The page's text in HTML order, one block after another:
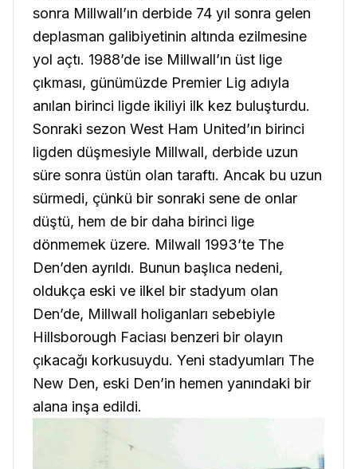
sonra Millwall’ın derbide 74 yıl sonra gelen
deplasman galibiyetinin altında ezilmesine
yol açtı. 1988’de ise Millwall’ın üst lige
çıkması, günümüzde Premier Lig adıyla
anılan birinci ligde ikiliyi ilk kez buluşturdu.
Sonraki sezon West Ham United’ın birinci
ligden düşmesiyle Millwall, derbide uzun
süre sonra üstün olan taraftı. Ancak bu uzun
sürmedi, çünkü bir sonraki sene de onlar
düştü, hem de bir daha birinci lige
dönmemek üzere. Milwall 1993’te The
Den’den ayrıldı. Bunun başlıca nedeni,
oldukça eski ve ilkel bir stadyum olan
Den’de, Millwall holiganları sebebiyle
Hillsborough Faciası benzeri bir olayın
çıkacağı korkusuydu. Yeni stadyumları The
New Den, eski Den’in hemen yanındaki bir
alana inşa edildi.